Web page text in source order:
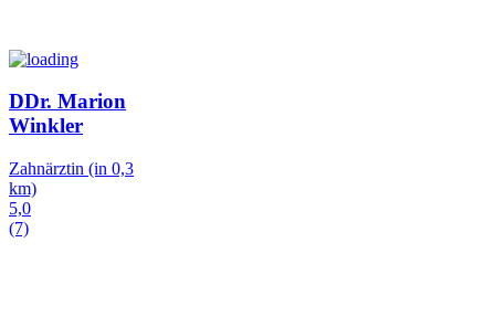
DDr. Marion
Winkler
Zahnärztin (in 0,3
km)
5,0
(7)